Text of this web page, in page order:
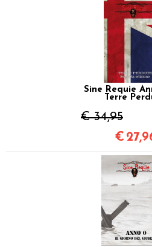
Sine Requie
Terre
€ 34,95
€